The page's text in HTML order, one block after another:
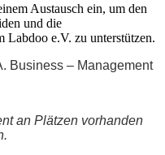
Austausch ein, um den
und die
Labdoo e.V. zu unterstützen.
Business – Management
an Plätzen vorhanden